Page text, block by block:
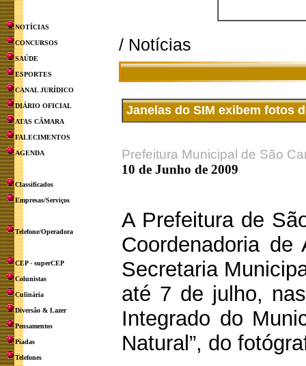
NOTÍCIAS
CONCURSOS
SAÚDE
ESPORTES
CANAL JURÍDICO
DIÁRIO OFICIAL
ATAS CÂMARA
FALECIMENTOS
AGENDA
Classificados
Empresas/Serviços
Telefone/Operadora
CEP - superCEP
Colunistas
Culinária
Diversão & Lazer
Pensamentos
Piadas
Telefones
/ Notícias
Janelas do SIM exibem fotos
Prefeitura Municipal de São
10 de Junho de 2009
A Prefeitura de
Coordenadoria
Secretaria
até 7 de julho,
Integrado do
Natural”, do